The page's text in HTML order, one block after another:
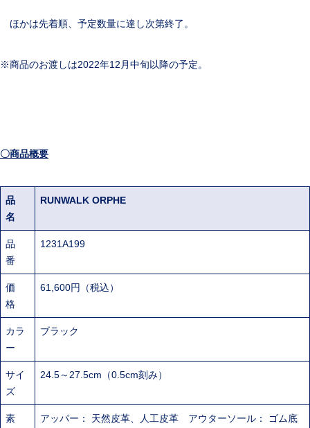
ほかは先着順、予定数量に達し次第終了。
※商品のお渡しは2022年12月中旬以降の予定。
〇商品概要
品
名
RUNWALK ORPHE
品
番
1231A199
価
格
61,600円（税込）
カラ
ー
ブラック
サイ
ズ
24.5～27.5cm（0.5cm刻み）
素
アッパー： 天然皮革、人工皮革 アウターソール： ゴム底